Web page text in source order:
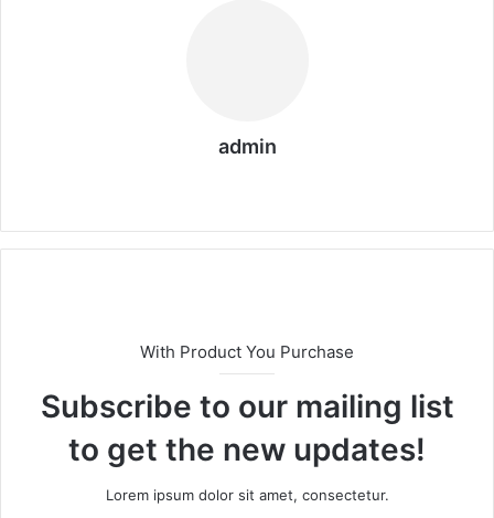
admin
eit
With Product You Purchase
Subscribe to our mailing list
to get the new updates!
Lorem ipsum dolor sit amet, consectetur.